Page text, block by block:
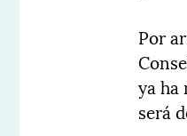
Por
ya ha
será